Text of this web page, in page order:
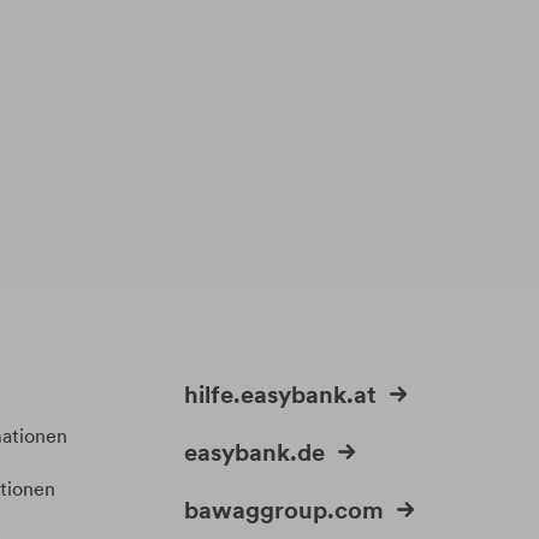
hilfe.easybank.at
easybank.de
bawaggroup.com